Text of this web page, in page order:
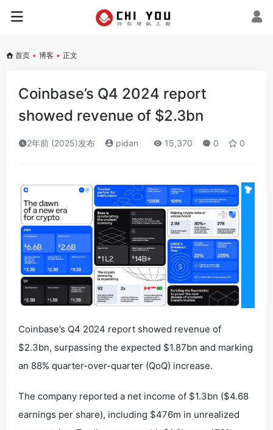
首页 • 博客 • 正文
Coinbase’s Q4 2024 report
showed revenue of $2.3bn
2年前 (2025)发布 pidan 15,370 0 0
Coinbase’s Q4 2024 report showed revenue of
$2.3bn, surpassing the expected $1.87bn and marking
an 88% quarter-over-quarter (QoQ) increase.
The company reported a net income of $1.3bn ($4.68
earnings per share), including $476m in unrealized